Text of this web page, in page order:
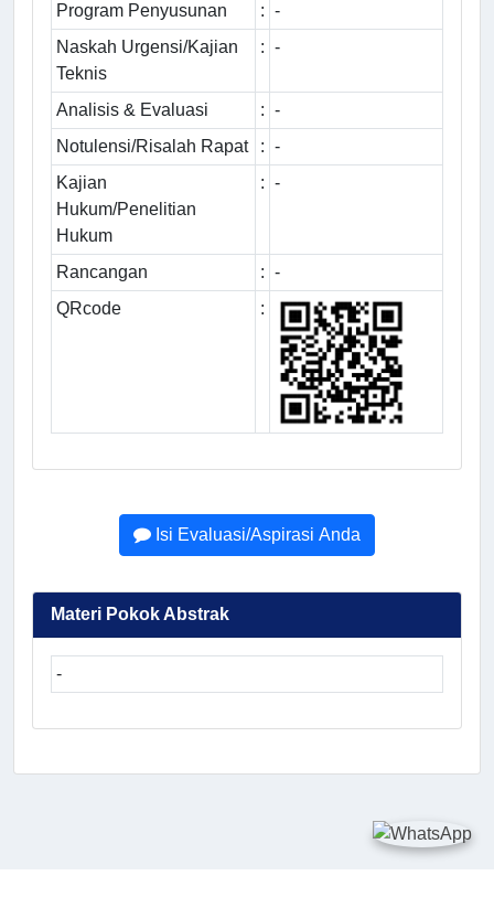
Program Penyusunan
: -
Naskah Urgensi/Kajian
Teknis
: -
Analisis & Evaluasi : -
Notulensi/Risalah Rapat
: -
Kajian
Hukum/Penelitian
Hukum
: -
Rancangan : -
QRcode
:
Isi Evaluasi/Aspirasi Anda
Materi Pokok Abstrak
-